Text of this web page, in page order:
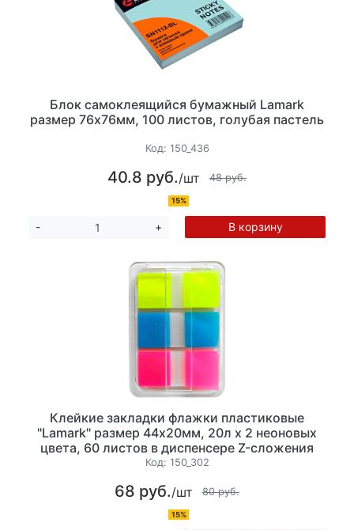
Блок самоклеящийся бумажный Lamark
размер 76х76мм, 100 листов, голубая пастель
Код: 150_436
40.8 руб./шт 48 руб.
15%
- + В корзину
Клейкие закладки флажки пластиковые
"Lamark" размер 44х20мм, 20л х 2 неоновых
цвета, 60 листов в диспенсере Z-сложения
Код: 150_302
68 руб./шт 80 руб.
15%